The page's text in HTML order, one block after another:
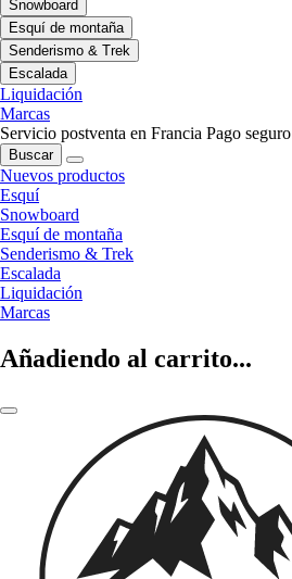
Snowboard
Esquí de montaña
Senderismo & Trek
Escalada
Liquidación
Marcas
Servicio postventa en Francia Pago seguro
Buscar
Nuevos productos
Esquí
Snowboard
Esquí de montaña
Senderismo & Trek
Escalada
Liquidación
Marcas
Añadiendo al carrito...